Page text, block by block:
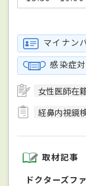
マイナン
感染症
女性医師在
経鼻内視鏡
取材記事
ドクターズフ